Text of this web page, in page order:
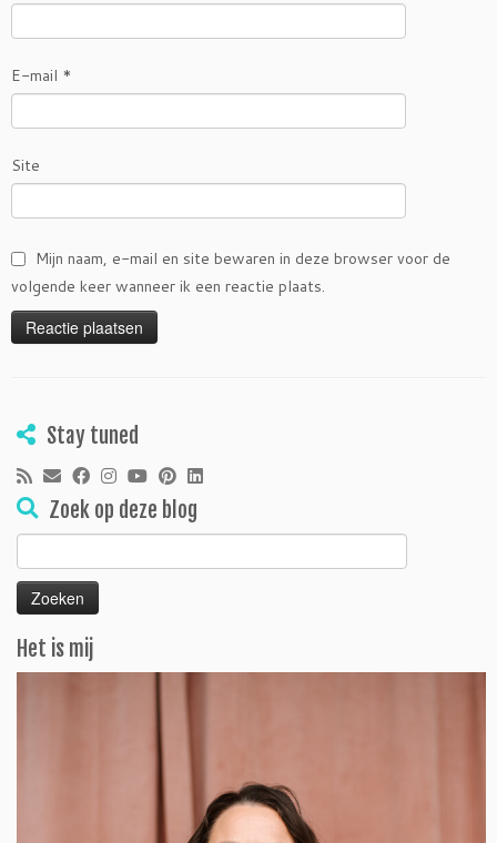
E-mail *
Site
Mijn naam, e-mail en site bewaren in deze browser voor de
volgende keer wanneer ik een reactie plaats.
Stay tuned
Zoek op deze blog
Zoeken
naar:
Het is mij